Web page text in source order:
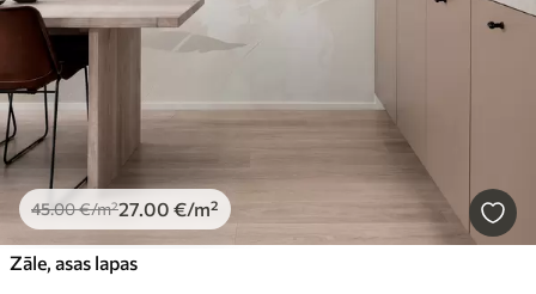
45.00€/m²27 .00 €/m²
Zāle, asas lapas